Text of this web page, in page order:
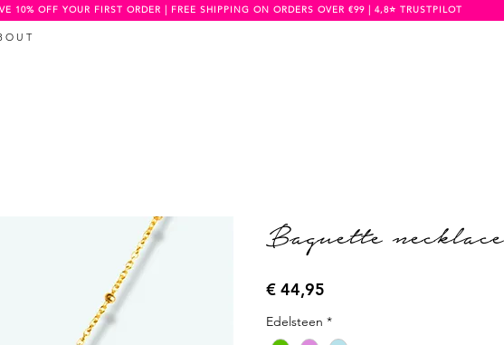
O U T
10% OFF YOUR FIRST ORDER | FREE SHIPPING ON ORDERS OVER €99 | 4,8⭐️ TRUSTPILOT
Baguette necklace
€ 44,95
Edelsteen *